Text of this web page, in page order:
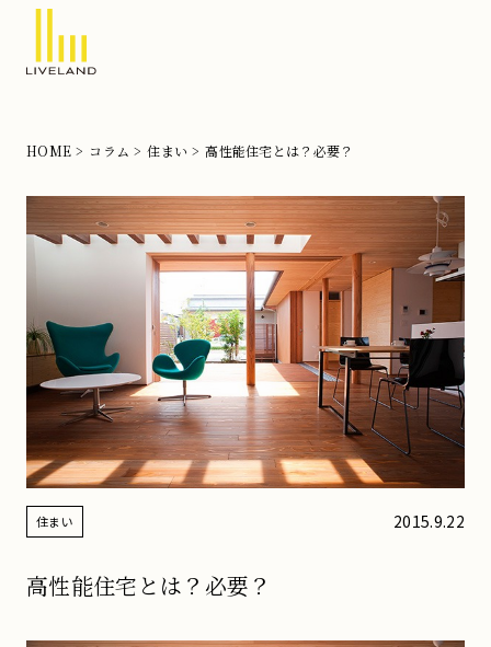
の
住
宅
な
ら
リ
ブ
ラ
ン
ド
HOME コラム 住まい 高性能住宅とは？必要？
住まい 2015.9.22
高性能住宅とは？必要？